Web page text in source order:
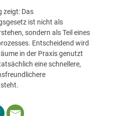
zeigt: Das
ist nicht als
sondern als Teil eines
Entscheidend wird
in der Praxis genutzt
eine schnellere,